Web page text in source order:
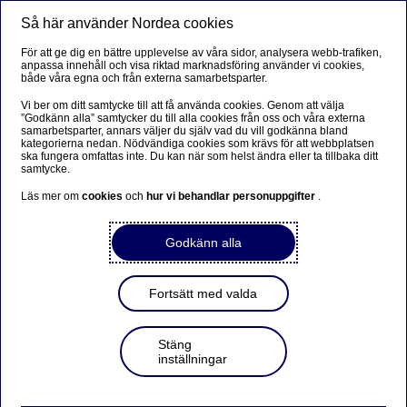
Vad är inflation?
Inflation är ett begrepp du säkert hört förut, men hur
fungerar det egentligen? Här reder vi ut allt om vad
inflation är, hur det uppstår och hur inflation påverkar dig
Så kan dina pengar minska i värde
Sparande och investeringar
Inflation – enkelt förklarat
Så här använder Nordea cookies
För att ge dig en bättre upplevelse av våra sidor, analysera webb-trafiken,
anpassa innehåll och visa riktad marknadsföring använder vi cookies,
både våra egna och från externa samarbetsparter.
Vi ber om ditt samtycke till att få använda cookies. Genom att välja
”Godkänn alla” samtycker du till alla cookies från oss och våra externa
samarbetsparter, annars väljer du själv vad du vill godkänna bland
kategorierna nedan. Nödvändiga cookies som krävs för att webbplatsen
ska fungera omfattas inte. Du kan när som helst ändra eller ta tillbaka ditt
samtycke.
Läs mer omcookiesoch hur vi behandlar personuppgifter .
Godkänn alla
Fortsätt med valda
Stäng
inställningar